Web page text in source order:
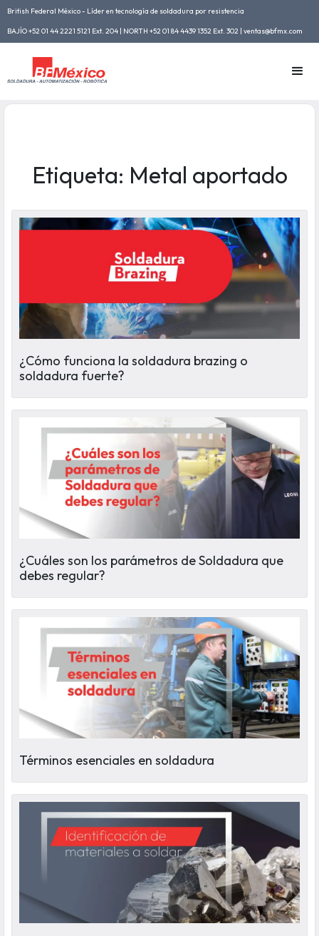
British Federal México - Líder en tecnología de soldadura por resistencia
BAJÍO +52 01 44 2221 5121 Ext. 204 | NORTH +52 01 84 4439 1352 Ext. 302 | ventas@bfmx.com
Etiqueta: Metal aportado
¿Cómo funciona la soldadura brazing o
soldadura fuerte?
¿Cuáles son los parámetros de Soldadura que
debes regular?
Términos esenciales en soldadura